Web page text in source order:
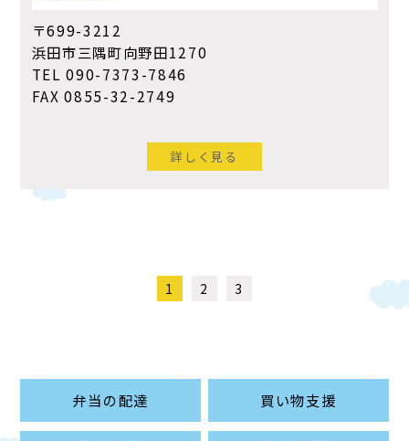
〒699-3212
浜田市三隅町向野田1270
TEL 090-7373-7846
FAX 0855-32-2749
詳しく見る
1 2 3
弁当の配達 買い物支援